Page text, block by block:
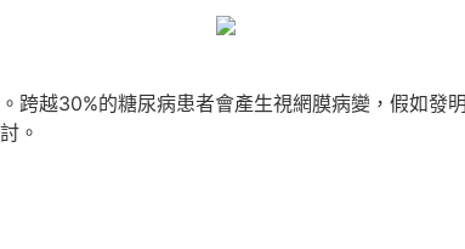
越30%的糖尿病患者會產生視網膜病變，假如發
。